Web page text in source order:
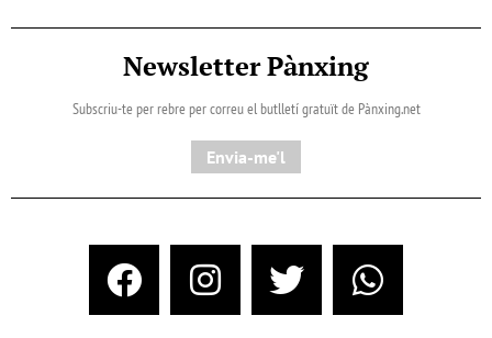
Newsletter Pànxing
Subscriu-te per rebre per correu el butlletí gratuït de Pànxing.net​
Envia-me'l